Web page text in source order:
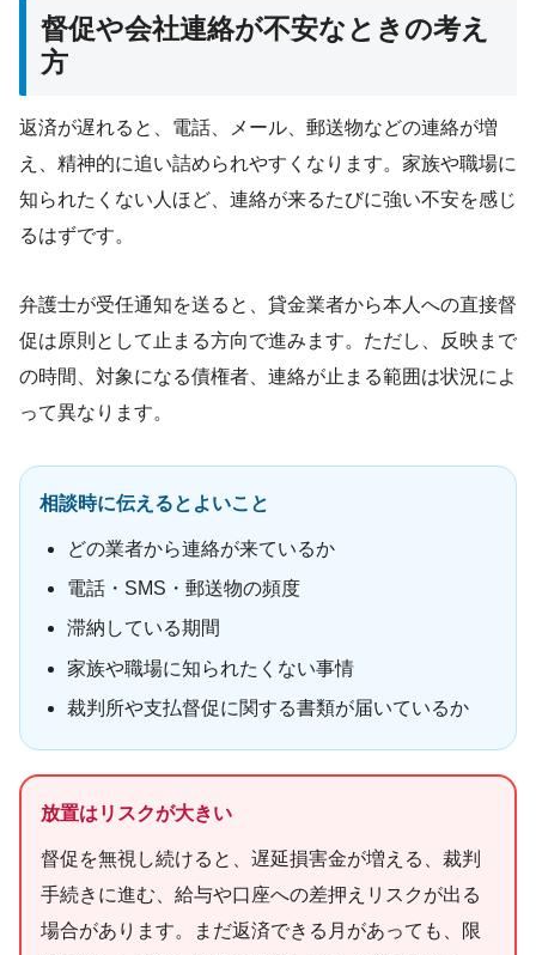
督促や会社連絡が不安なときの考え
方
返済が遅れると、電話、メール、郵送物などの連絡が増
え、精神的に追い詰められやすくなります。家族や職場に
知られたくない人ほど、連絡が来るたびに強い不安を感じ
るはずです。
弁護士が受任通知を送ると、貸金業者から本人への直接督
促は原則として止まる方向で進みます。ただし、反映まで
の時間、対象になる債権者、連絡が止まる範囲は状況によ
って異なります。
相談時に伝えるとよいこと
どの業者から連絡が来ているか
電話・SMS・郵送物の頻度
滞納している期間
家族や職場に知られたくない事情
裁判所や支払督促に関する書類が届いているか
放置はリスクが大きい
督促を無視し続けると、遅延損害金が増える、裁判
手続きに進む、給与や口座への差押えリスクが出る
場合があります。まだ返済できる月があっても、限